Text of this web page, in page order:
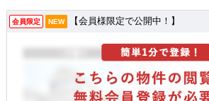
会員限定 NEW 【会員様限定で公開中！】